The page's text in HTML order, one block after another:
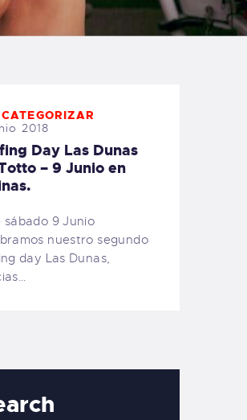
FAMILY SURFERS
SALINAS
2018
Day Las Dunas
– 9 Junio en
sábado 9 Junio
nuestro segundo
day Las Dunas,